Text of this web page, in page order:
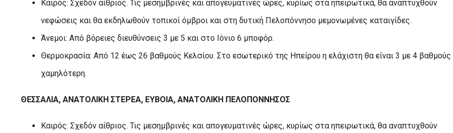
Καιρός: Σχεδόν αίθριος. Τις μεσημβρινές και απογευματινές ώρες, κυρίως στα ηπειρωτικά, θα αναπτυχθούν
νεφώσεις και θα εκδηλωθούν τοπικοί όμβροι και στη δυτική Πελοπόννησο μεμονωμένες καταιγίδες.
Άνεμοι: Από βόρειες διευθύνσεις 3 με 5 και στο Ιόνιο 6 μποφόρ.
Θερμοκρασία: Από 12 έως 26 βαθμούς Κελσίου. Στο εσωτερικό της Ηπείρου η ελάχιστη θα είναι 3 με 4 βαθμούς
χαμηλότερη.
ΘΕΣΣΑΛΙΑ, ΑΝΑΤΟΛΙΚΗ ΣΤΕΡΕΑ, ΕΥΒΟΙΑ, ΑΝΑΤΟΛΙΚΗ ΠΕΛΟΠΟΝΝΗΣΟΣ
Καιρός: Σχεδόν αίθριος. Τις μεσημβρινές και απογευματινές ώρες, κυρίως στα ηπειρωτικά, θα αναπτυχθούν